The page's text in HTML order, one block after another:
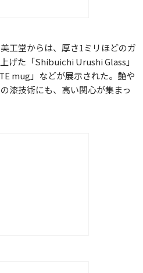
工堂からは、厚さ1ミリほどのガ
げた「Shibuichi Urushi Glass」
mug」などが展示された。艶や
漆技術にも、高い関心が集まっ